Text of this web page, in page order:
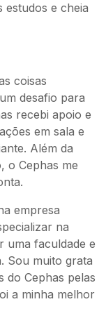
estudos e cheia
coisas
desafio para
recebi apoio e
em sala e
Além da
o Cephas me
empresa
na
uma faculdade e
Sou muito grata
do Cephas pelas
a minha melhor